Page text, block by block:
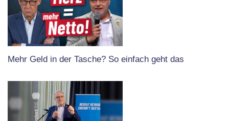
Mehr Geld in der Tasche? So einfach geht das